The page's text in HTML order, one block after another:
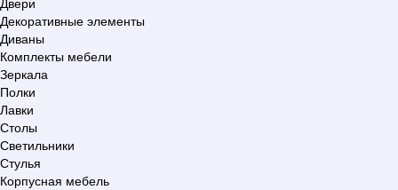
Двери
Декоративные элементы
Диваны
Комплекты мебели
Зеркала
Полки
Лавки
Столы
Светильники
Стулья
Корпусная мебель